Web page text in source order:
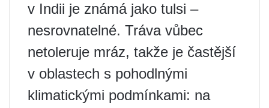
v Indii je známá jako tulsi –
nesrovnatelné. Tráva vůbec
netoleruje mráz, takže je častější
v oblastech s pohodlnými
klimatickými podmínkami: na